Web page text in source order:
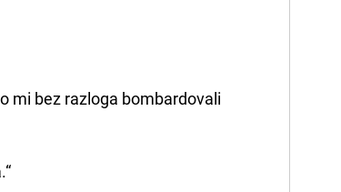
mi bez razloga bombardovali